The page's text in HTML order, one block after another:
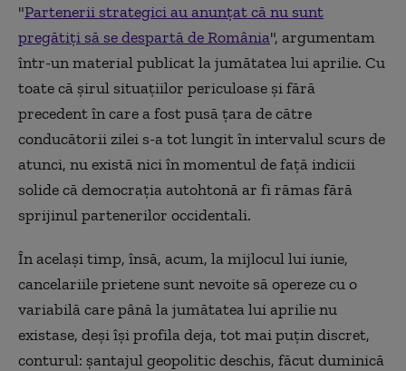
"Partenerii strategici au anunţat că nu sunt
pregătiţi să se despartă de România", argumentam
într-un material publicat la jumătatea lui aprilie. Cu
toate că şirul situaţiilor periculoase şi fără
precedent în care a fost pusă ţara de către
conducătorii zilei s-a tot lungit în intervalul scurs de
atunci, nu există nici în momentul de faţă indicii
solide că democraţia autohtonă ar fi rămas fără
sprijinul partenerilor occidentali.
În acelaşi timp, însă, acum, la mijlocul lui iunie,
cancelariile prietene sunt nevoite să opereze cu o
variabilă care până la jumătatea lui aprilie nu
existase, deşi îşi profila deja, tot mai puţin discret,
conturul: şantajul geopolitic deschis, făcut duminică